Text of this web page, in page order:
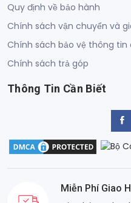
Quy định về bảo hành
Chính sách vận chuyển và
Chính sách bảo vệ thông tin
Chính sách trả góp
Thông Tin Cần Biết
Miễn Phí Giao